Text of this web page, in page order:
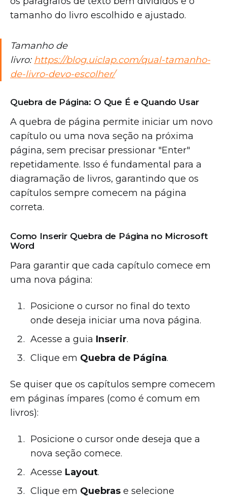
tamanho do livro escolhido e ajustado.
Tamanho de
livro: https://blog.uiclap.com/qual-tamanho-
de-livro-devo-escolher/
Quebra de Página: O Que É e Quando Usar
A quebra de página permite iniciar um novo
capítulo ou uma nova seção na próxima
página, sem precisar pressionar "Enter"
repetidamente. Isso é fundamental para a
diagramação de livros, garantindo que os
capítulos sempre comecem na página
correta.
Como Inserir Quebra de Página no Microsoft
Word
Para garantir que cada capítulo comece em
uma nova página:
Posicione o cursor no final do texto
onde deseja iniciar uma nova página.
Acesse a guia Inserir.
Clique em Quebra de Página.
Se quiser que os capítulos sempre comecem
em páginas ímpares (como é comum em
livros):
Posicione o cursor onde deseja que a
nova seção comece.
Acesse Layout.
Clique em Quebrase selecione